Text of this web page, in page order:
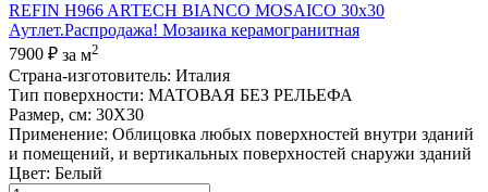
REFIN H966 ARTECH BIANCO MOSAICO 30x30
Аутлет.Распродажа! Мозаика керамогранитная
7900 ₽ за м2
Страна-изготовитель: Италия
Тип поверхности: МАТОВАЯ БЕЗ РЕЛЬЕФА
Размер, см: 30X30
Применение: Облицовка любых поверхностей внутри зданий
и помещений, и вертикальных поверхностей снаружи зданий
Цвет: Белый